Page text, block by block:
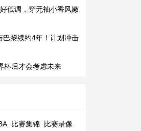
低调，穿无袖小香风嫩
巴黎续约4年！计划冲击
杯后才会考虑未来
比赛集锦 比赛录像